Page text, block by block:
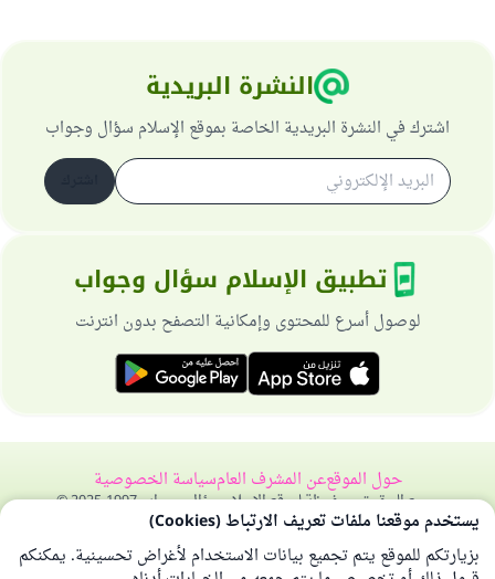
النشرة البريدية
اشترك في النشرة البريدية الخاصة بموقع الإسلام سؤال وجواب
تطبيق الإسلام سؤال وجواب
لوصول أسرع للمحتوى وإمكانية التصفح بدون انترنت
حول الموقععن المشرف العامسياسة الخصوصية
جميع الحقوق محفوظة لموقع الإسلام سؤال وجواب 1997-2025 ©
يستخدم موقعنا ملفات تعريف الارتباط (Cookies)
بزيارتكم للموقع يتم تجميع بيانات الاستخدام لأغراض تحسينية. يمكنكم